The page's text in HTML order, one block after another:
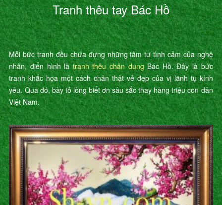
Tranh thêu tay Bác Hồ
Mỗi bức tranh đều chứa đựng những tâm tư tình cảm của nghệ
nhân, điển hình làtranh thêu chân dung Bác Hồ. Đây là bức
tranh khắc họa một cách chân thật vẻ đẹp của vị lãnh tụ kính
yêu. Qua đó, bày tỏ lòng biết ơn sâu sắc thay hàng triệu con dân
Việt Nam.